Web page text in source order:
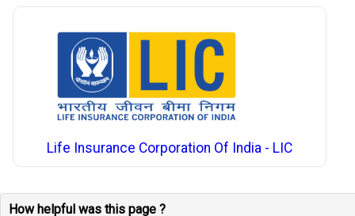
Life Insurance Corporation Of India - LIC
How helpful was this page ?